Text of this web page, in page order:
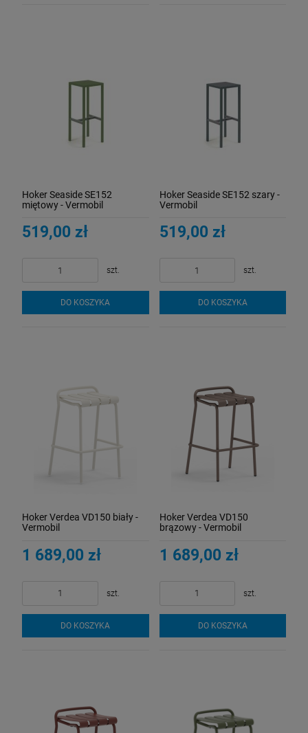
Hoker Seaside SE152
miętowy - Vermobil
519,00 zł
szt.
DO KOSZYKA
Hoker Seaside SE152 szary -
Vermobil
519,00 zł
szt.
DO KOSZYKA
Hoker Verdea VD150 biały -
Vermobil
1 689,00 zł
szt.
DO KOSZYKA
Hoker Verdea VD150
brązowy - Vermobil
1 689,00 zł
szt.
DO KOSZYKA